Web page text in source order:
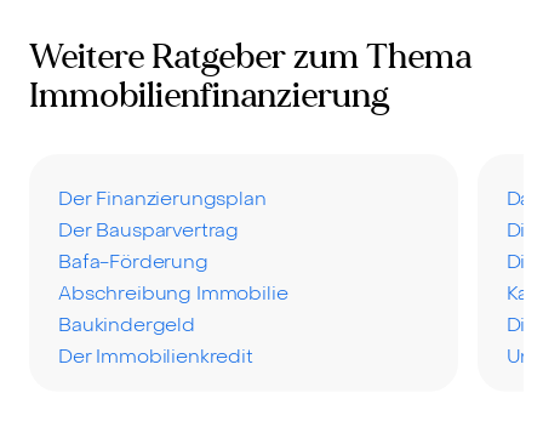
Weitere Ratgeber zum Thema
Immobilienfinanzierung
Der Finanzierungsplan
Der Bausparvertrag
Bafa-Förderung
Abschreibung Immobilie
Baukindergeld
Der Immobilienkredit